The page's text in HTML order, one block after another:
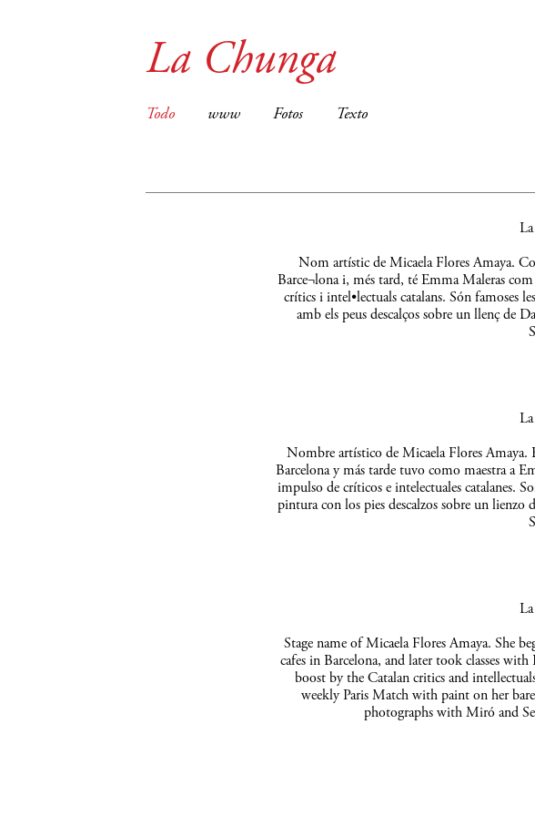
La Chunga
Todo www Fotos Texto
Nom artístic de Micaela Flores Amaya.
Barce¬lona i, més tard, té Emma Maleras
crítics i intel•lectuals catalans. Són famoses
amb els peus descalços sobre un llenç de
Nombre artístico de Micaela Flores Amaya.
Barcelona y más tarde tuvo como maestra a
impulso de críticos e intelectuales catalanes.
pintura con los pies descalzos sobre un
Stage name of Micaela Flores Amaya. She
cafes in Barcelona, and later took classes
boost by the Catalan critics and
weekly Paris Match with paint on her
photographs with Miró and